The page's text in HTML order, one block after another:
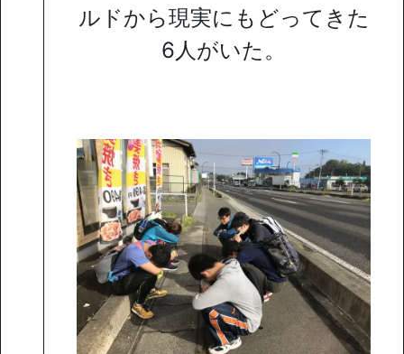
ルドから現実にもどってきた
6人がいた。